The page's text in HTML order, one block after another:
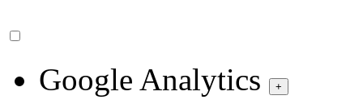
Google Analytics +